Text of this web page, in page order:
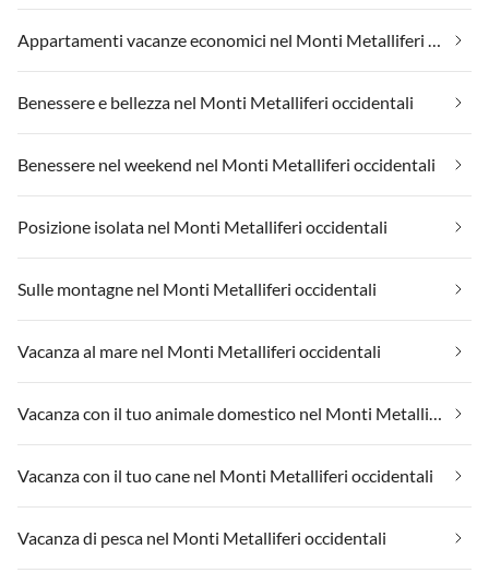
Appartamenti vacanze economici nel Monti Metalliferi occidentali
Benessere e bellezza nel Monti Metalliferi occidentali
Benessere nel weekend nel Monti Metalliferi occidentali
Posizione isolata nel Monti Metalliferi occidentali
Sulle montagne nel Monti Metalliferi occidentali
Vacanza al mare nel Monti Metalliferi occidentali
Vacanza con il tuo animale domestico nel Monti Metalliferi occidentali
Vacanza con il tuo cane nel Monti Metalliferi occidentali
Vacanza di pesca nel Monti Metalliferi occidentali